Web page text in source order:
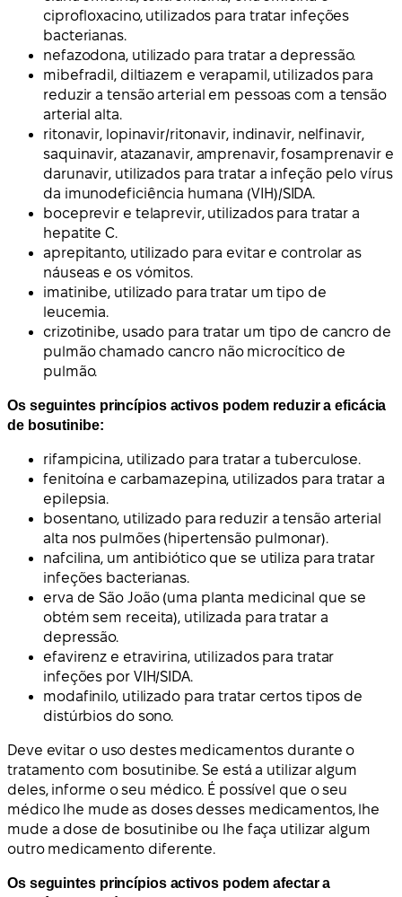
ciprofloxacino, utilizados para tratar infeções
bacterianas.
nefazodona, utilizado para tratar a depressão.
mibefradil, diltiazem e verapamil, utilizados para
reduzir a tensão arterial em pessoas com a tensão
arterial alta.
ritonavir, lopinavir/ritonavir, indinavir, nelfinavir,
saquinavir, atazanavir, amprenavir, fosamprenavir e
darunavir, utilizados para tratar a infeção pelo vírus
da imunodeficiência humana (VIH)/SIDA.
boceprevir e telaprevir, utilizados para tratar a
hepatite C.
aprepitanto, utilizado para evitar e controlar as
náuseas e os vómitos.
imatinibe, utilizado para tratar um tipo de
leucemia.
crizotinibe, usado para tratar um tipo de cancro de
pulmão chamado cancro não microcítico de
pulmão.
Os seguintes princípios activos podem reduzir a eficácia
de bosutinibe:
rifampicina, utilizado para tratar a tuberculose.
fenitoína e carbamazepina, utilizados para tratar a
epilepsia.
bosentano, utilizado para reduzir a tensão arterial
alta nos pulmões (hipertensão pulmonar).
nafcilina, um antibiótico que se utiliza para tratar
infeções bacterianas.
erva de São João (uma planta medicinal que se
obtém sem receita), utilizada para tratar a
depressão.
efavirenz e etravirina, utilizados para tratar
infeções por VIH/SIDA.
modafinilo, utilizado para tratar certos tipos de
distúrbios do sono.
Deve evitar o uso destes medicamentos durante o
tratamento com bosutinibe. Se está a utilizar algum
deles, informe o seu médico. É possível que o seu
médico lhe mude as doses desses medicamentos, lhe
mude a dose de bosutinibe ou lhe faça utilizar algum
outro medicamento diferente.
Os seguintes princípios activos podem afectar a